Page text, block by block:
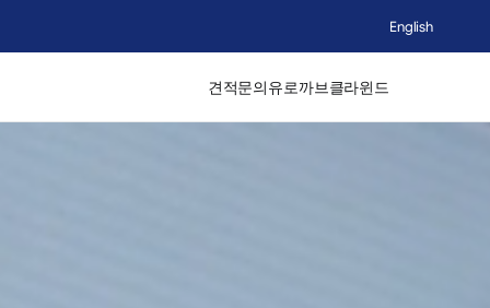
English
견적문의유로까브클라윈드